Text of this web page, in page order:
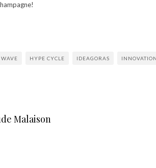
WAVE HYPE CYCLE IDEAGORAS INNOVATION
Malaison